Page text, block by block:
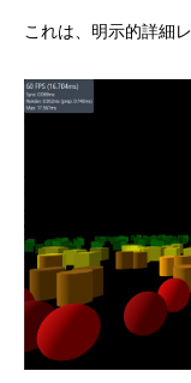
これは、明示的詳細